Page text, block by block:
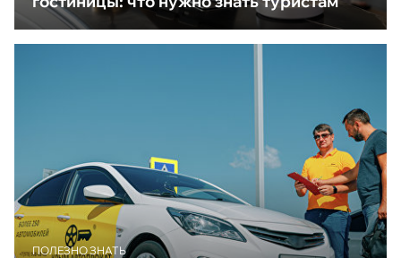
ПОЛЕЗНО ЗНАТЬ